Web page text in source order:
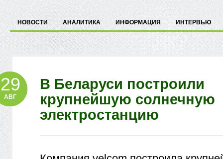
НОВОСТИ АНАЛИТИКА ИНФОРМАЦИЯ ИНТЕРВЬЮ
В Беларуси построили
крупнейшую солнечную
электростанцию
29
АВГ